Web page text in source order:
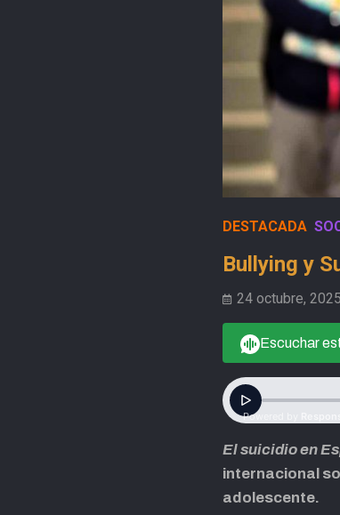
DESTACADA
Bullying y
24 octubre, 2025
Escuchar
El suicidio en
internacional
adolescente.